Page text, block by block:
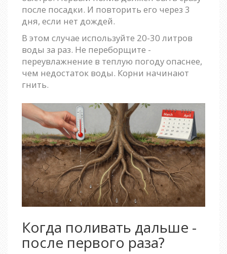
после посадки. И повторить его через 3
дня, если нет дождей.
В этом случае используйте 20-30 литров
воды за раз. Не переборщите -
переувлажнение в теплую погоду опаснее,
чем недостаток воды. Корни начинают
гнить.
Когда поливать дальше -
после первого раза?